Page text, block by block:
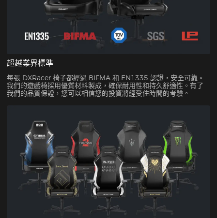
超越業界標準
每張 DXRacer 椅子都經過 BIFMA 和 EN1335 認證，安全可靠。
我們的遊戲椅採用優質材料製成，確保耐用性和持久舒適性。有了
我們的品質保證，您可以相信您的投資將經受住時間的考驗。